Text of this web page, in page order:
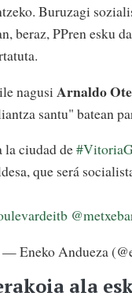
Buruzagi
beraz, PPren esku
nagusi Arnaldo
santu" batean
ciudad de
que será
— Eneko Andueza
ala